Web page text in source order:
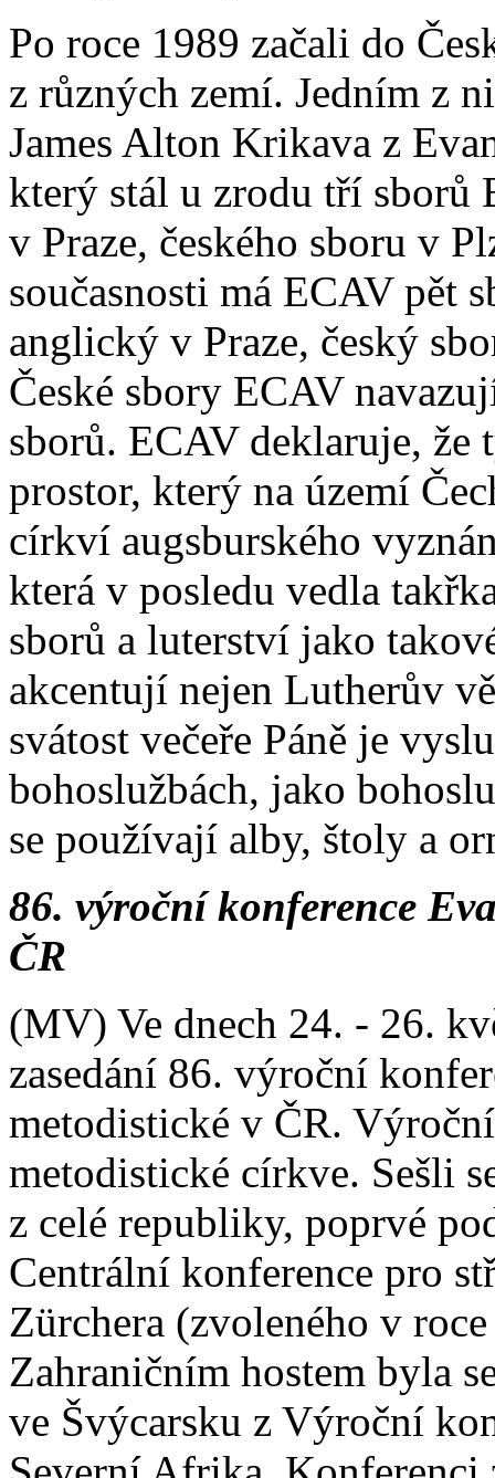
Po roce 1989 začali do
z různých zemí. Jedním z
James Alton Krikava z
který stál u zrodu tří
v Praze, českého sboru v
současnosti má ECAV pět
anglický v Praze, český
České sbory ECAV
sborů. ECAV deklaruje,
prostor, který na území
církví augsburského
která v posledu vedla
sborů a luterství jako
akcentují nejen Lutherův
svátost večeře Páně je
bohoslužbách, jako
se používají alby, štoly a
86. výroční konference
ČR
(MV) Ve dnech 24. - 26.
zasedání 86. výroční
metodistické v ČR.
metodistické církve. Sešli
z celé republiky, poprvé
Centrální konference pro
Zürchera (zvoleného v
Zahraničním hostem byla
ve Švýcarsku z Výroční